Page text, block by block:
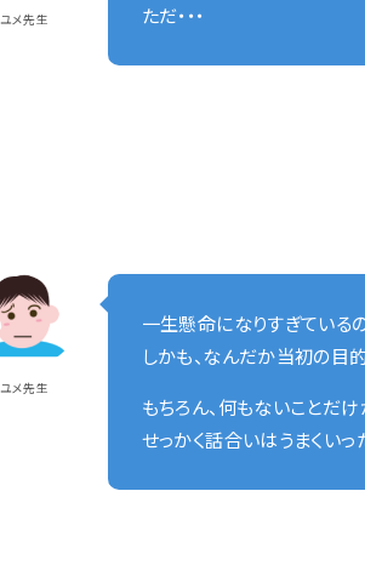
ユメ先生
ただ・・・
ユメ先生
一生懸命になりすぎているの
しかも、なんだか当初の目
もちろん、何もないことだ
せっかく話合いはうまくいっ